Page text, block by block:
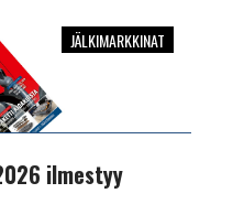
JÄLKIMARKKINAT
ilmestyy